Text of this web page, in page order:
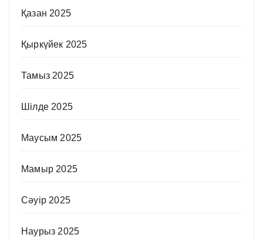
Қазан 2025
Қыркүйек 2025
Тамыз 2025
Шілде 2025
Маусым 2025
Мамыр 2025
Сәуір 2025
Наурыз 2025